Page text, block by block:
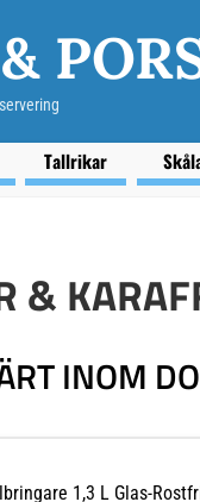
Tallrikar
&
INOM
1,3 L Glas-